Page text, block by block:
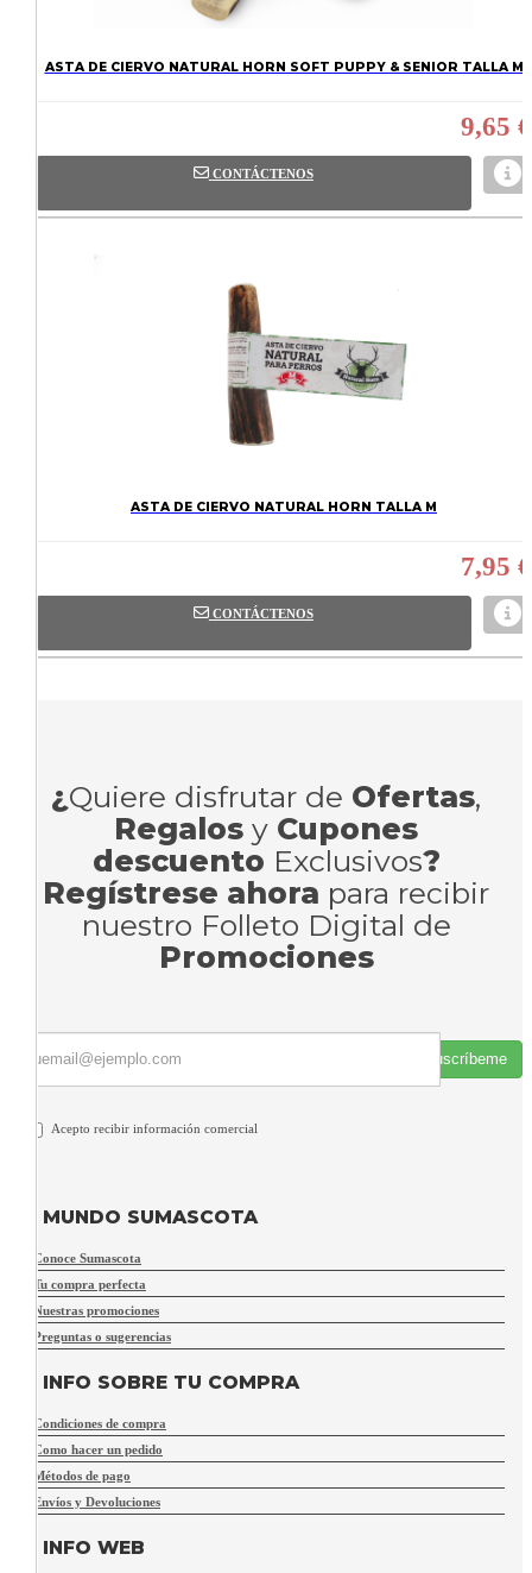
ASTA DE CIERVO NATURAL HORN SOFT PUPPY & SENIOR TALLA M
9,65 €
CONTÁCTENOS
ASTA DE CIERVO NATURAL HORN TALLA M
7,95 €
CONTÁCTENOS
¿Quiere disfrutar de Ofertas,
Regalos y Cupones
descuento Exclusivos?
Regístrese ahora para recibir
nuestro Folleto Digital de
Promociones
Suscríbeme
Acepto recibir información comercial
MUNDO SUMASCOTA
Conoce Sumascota
Tu compra perfecta
Nuestras promociones
Preguntas o sugerencias
INFO SOBRE TU COMPRA
Condiciones de compra
Como hacer un pedido
Métodos de pago
Envíos y Devoluciones
INFO WEB